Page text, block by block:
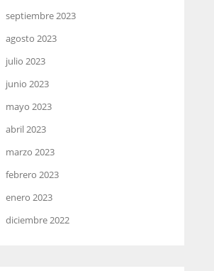
septiembre 2023
agosto 2023
julio 2023
junio 2023
mayo 2023
abril 2023
marzo 2023
febrero 2023
enero 2023
diciembre 2022